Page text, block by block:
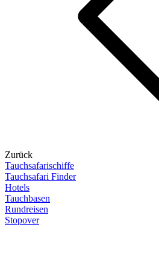
Zurück
Tauchsafarischiffe
Tauchsafari Finder
Hotels
Tauchbasen
Rundreisen
Stopover